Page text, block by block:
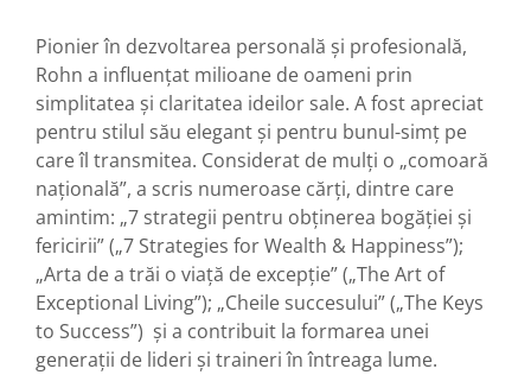
Pionier în dezvoltarea personală și profesională,
Rohn a influențat milioane de oameni prin
simplitatea și claritatea ideilor sale. A fost apreciat
pentru stilul său elegant și pentru bunul-simț pe
care îl transmitea. Considerat de mulți o „comoară
națională”, a scris numeroase cărți, dintre care
amintim: „7 strategii pentru obținerea bogăției și
fericirii” („7 Strategies for Wealth & Happiness”);
„Arta de a trăi o viață de excepție” („The Art of
Exceptional Living”); „Cheile succesului” („The Keys
to Success”) și a contribuit la formarea unei
generații de lideri și traineri în întreaga lume.